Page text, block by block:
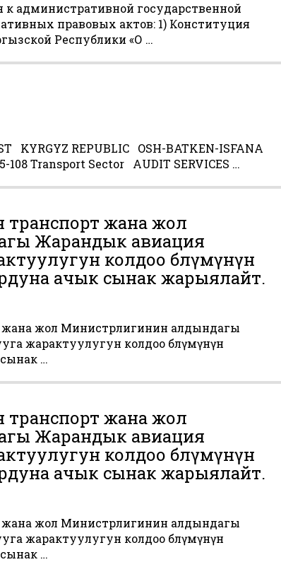
административной государственной
правовых актов: 1) Конституция
Республики «О …
KYRGYZ REPUBLIC OSH-BATKEN-ISFANA
108 Transport Sector AUDIT SERVICES …
жана жол
Жарандык авиация
колдоо бөлүмүнүн
ачык сынак жарыялайт.
жол Министрлигинин алдындагы
жарактуулугун колдоо бөлүмүнүн
…
жана жол
Жарандык авиация
колдоо бөлүмүнүн
ачык сынак жарыялайт.
жол Министрлигинин алдындагы
жарактуулугун колдоо бөлүмүнүн
…